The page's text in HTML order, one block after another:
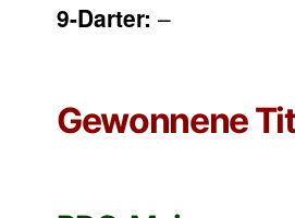
9-Darter: –
Gewonnene